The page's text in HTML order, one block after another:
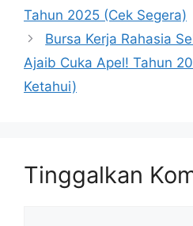
Tahun 2025 (Cek Segera)
Bursa Kerja Rahasia
Ajaib Cuka Apel! Tahun
Ketahui)
Tinggalkan